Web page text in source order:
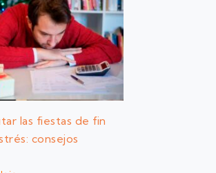
las fiestas de fin
consejos